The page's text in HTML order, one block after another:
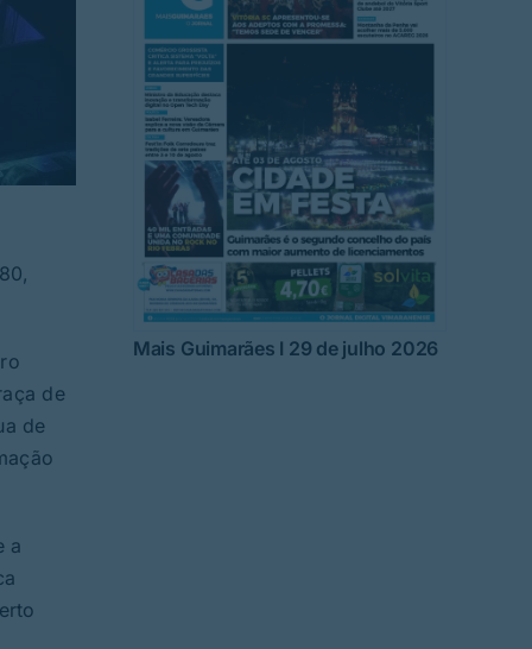
de
de
a
Mais Guimarães I 29 de julho 2026